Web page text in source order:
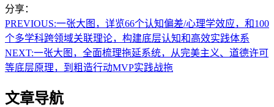
分享：
PREVIOUS:一张大图，详览66个认知偏差/心理学效应，和100
个多学科跨领域关联理论，构建底层认知和高效实践体系
NEXT:一张大图，全面梳理拖延系统，从完美主义、道德许可
等底层原理，到粗造行动MVP实践战拖
文章导航